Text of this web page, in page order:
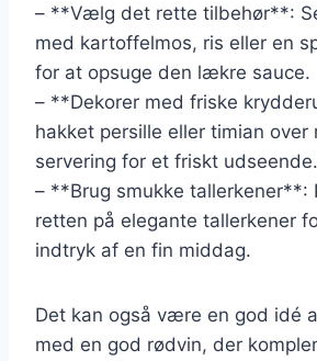
– **Vælg det rette tilbehør**:
med kartoffelmos, ris eller en
for at opsuge den lækre sauce.
– **Dekorer med friske
hakket persille eller timian over
servering for et friskt udseende.
– **Brug smukke tallerkener**:
retten på elegante tallerkener
indtryk af en fin middag.
Det kan også være en god idé
med en god rødvin, der